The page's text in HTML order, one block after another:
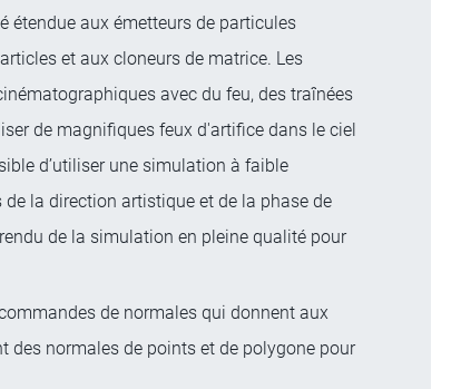
étendue aux émetteurs de particules
et aux cloneurs de matrice. Les
avec du feu, des traînées
de magnifiques feux d'artifice dans le ciel
d’utiliser une simulation à faible
la direction artistique et de la phase de
de la simulation en pleine qualité pour
de normales qui donnent aux
normales de points et de polygone pour